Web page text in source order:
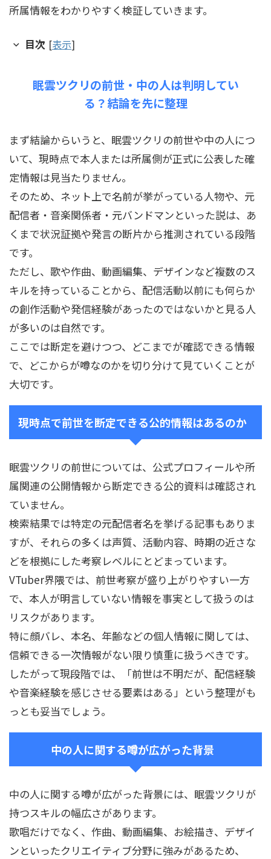
所属情報をわかりやすく検証していきます。
目次 [表示]
眠雲ツクリの前世・中の人は判明してい
る？結論を先に整理
まず結論からいうと、眠雲ツクリの前世や中の人につ
いて、現時点で本人または所属側が正式に公表した確
定情報は見当たりません。
そのため、ネット上で名前が挙がっている人物や、元
配信者・音楽関係者・元バンドマンといった説は、あ
くまで状況証拠や発言の断片から推測されている段階
です。
ただし、歌や作曲、動画編集、デザインなど複数のス
キルを持っていることから、配信活動以前にも何らか
の創作活動や発信経験があったのではないかと見る人
が多いのは自然です。
ここでは断定を避けつつ、どこまでが確認できる情報
で、どこからが噂なのかを切り分けて見ていくことが
大切です。
現時点で前世を断定できる公的情報はあるのか
眠雲ツクリの前世については、公式プロフィールや所
属関連の公開情報から断定できる公的資料は確認され
ていません。
検索結果では特定の元配信者名を挙げる記事もありま
すが、それらの多くは声質、活動内容、時期の近さな
どを根拠にした考察レベルにとどまっています。
VTuber界隈では、前世考察が盛り上がりやすい一方
で、本人が明言していない情報を事実として扱うのは
リスクがあります。
特に顔バレ、本名、年齢などの個人情報に関しては、
信頼できる一次情報がない限り慎重に扱うべきです。
したがって現段階では、「前世は不明だが、配信経験
や音楽経験を感じさせる要素はある」という整理がも
っとも妥当でしょう。
中の人に関する噂が広がった背景
中の人に関する噂が広がった背景には、眠雲ツクリが
持つスキルの幅広さがあります。
歌唱だけでなく、作曲、動画編集、お絵描き、デザイ
ンといったクリエイティブ分野に強みがあるため、